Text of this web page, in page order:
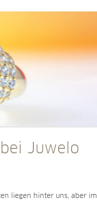
Juwelo
liegen hinter uns, aber im